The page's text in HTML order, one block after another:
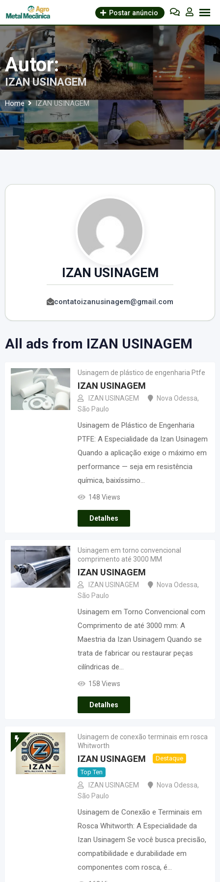
to
content
Postar anúncio
Autor:
IZAN USINAGEM
Home IZAN USINAGEM
IZAN USINAGEM
contatoizanusinagem@gmail.com
All ads from IZAN USINAGEM
Usinagem de plástico de engenharia Ptfe
IZAN USINAGEM
IZAN USINAGEM Nova Odessa,
São Paulo
Usinagem de Plástico de Engenharia
PTFE: A Especialidade da Izan Usinagem
Quando a aplicação exige o máximo em
performance — seja em resistência
química, baixíssimo…
148 Views
Detalhes
Usinagem em torno convencional
comprimento até 3000 MM
IZAN USINAGEM
IZAN USINAGEM Nova Odessa,
São Paulo
Usinagem em Torno Convencional com
Comprimento de até 3000 mm: A
Maestria da Izan Usinagem Quando se
trata de fabricar ou restaurar peças
cilíndricas de…
158 Views
Detalhes
Usinagem de conexão terminais em rosca
Whitworth
IZAN USINAGEM
Destaque
Top Ten
IZAN USINAGEM Nova Odessa,
São Paulo
Usinagem de Conexão e Terminais em
Rosca Whitworth: A Especialidade da
Izan Usinagem Se você busca precisão,
compatibilidade e durabilidade em
componentes com rosca, é…